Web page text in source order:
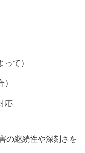
て）
応
の継続性や深刻さを